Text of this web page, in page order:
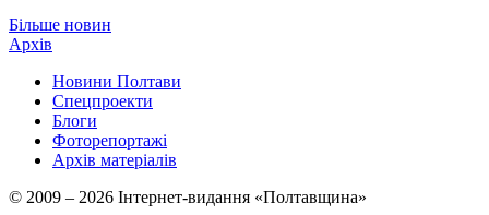
Більше новин
Архів
Новини Полтави
Спецпроекти
Блоги
Фоторепортажі
Архів матеріалів
© 2009 – 2026 Інтернет-видання «Полтавщина»